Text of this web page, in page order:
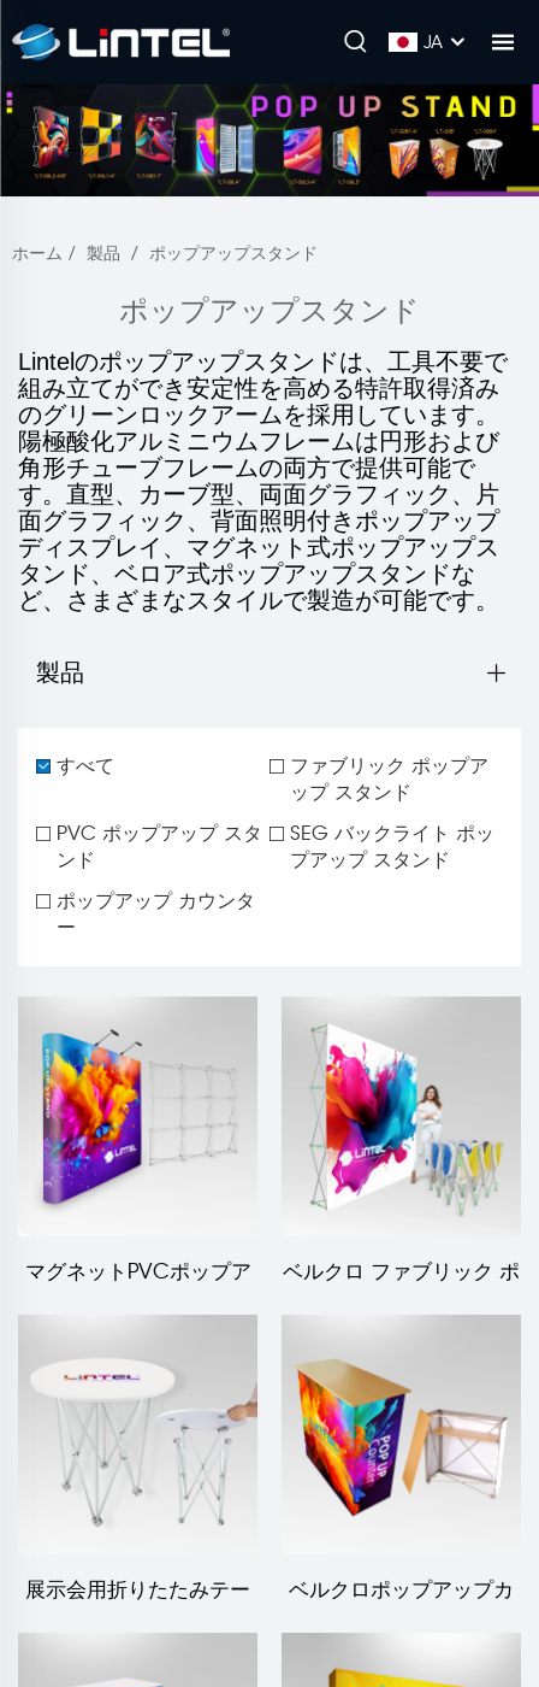
JA
ホーム / 製品 / ポップアップスタンド
ポップアップスタンド
Lintelのポップアップスタンドは、工具不要で
組み立てができ安定性を高める特許取得済み
のグリーンロックアームを採用しています。
陽極酸化アルミニウムフレームは円形および
角形チューブフレームの両方で提供可能で
す。直型、カーブ型、両面グラフィック、片
面グラフィック、背面照明付きポップアップ
ディスプレイ、マグネット式ポップアップス
タンド、ベロア式ポップアップスタンドな
ど、さまざまなスタイルで製造が可能です。
製品
すべて
ファブリック ポップア
ップ スタンド
PVC ポップアップ スタ
ンド
SEG バックライト ポッ
プアップ スタンド
ポップアップ カウンタ
ー
マグネットPVCポップア
ップディスプレイ LT-09L-
ベルクロ ファブリック ポ
ップアップディスプレイ
展示会用折りたたみテー
ブルLT-09B4
ベルクロポップアップカ
ウンターLT-09B